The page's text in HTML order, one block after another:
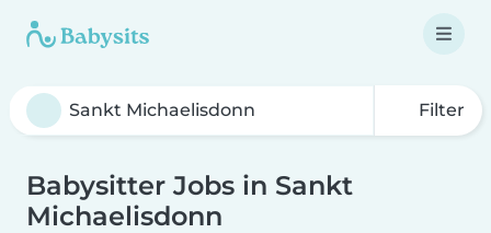
Filter
Babysitter Jobs in Sankt
Michaelisdonn